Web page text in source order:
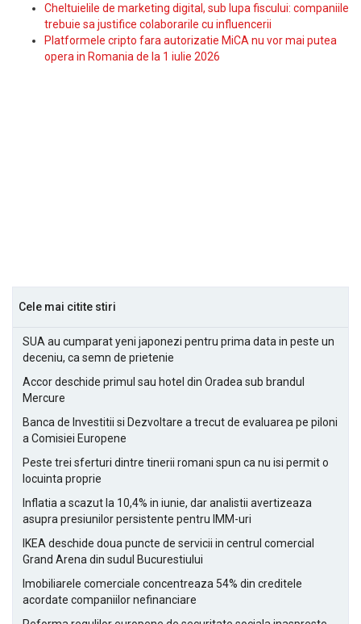
Cheltuielile de marketing digital, sub lupa fiscului: companiile
trebuie sa justifice colaborarile cu influencerii
Platformele cripto fara autorizatie MiCA nu vor mai putea
opera in Romania de la 1 iulie 2026
Cele mai citite stiri
SUA au cumparat yeni japonezi pentru prima data in peste un
deceniu, ca semn de prietenie
Accor deschide primul sau hotel din Oradea sub brandul
Mercure
Banca de Investitii si Dezvoltare a trecut de evaluarea pe piloni
a Comisiei Europene
Peste trei sferturi dintre tinerii romani spun ca nu isi permit o
locuinta proprie
Inflatia a scazut la 10,4% in iunie, dar analistii avertizeaza
asupra presiunilor persistente pentru IMM-uri
IKEA deschide doua puncte de servicii in centrul comercial
Grand Arena din sudul Bucurestiului
Imobiliarele comerciale concentreaza 54% din creditele
acordate companiilor nefinanciare